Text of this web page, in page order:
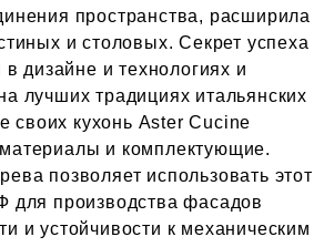
пространства, расширила
и столовых. Секрет успеха
дизайне и технологиях и
лучших традициях итальянских
кухонь Aster Cucine
и комплектующие.
позволяет использовать этот
для производства фасадов
и устойчивости к механическим